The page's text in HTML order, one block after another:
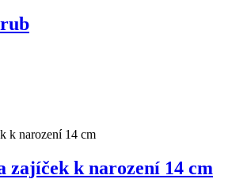
zajíček k narození 14 cm